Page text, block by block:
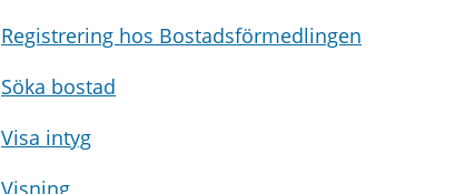
Registrering hos Bostadsförmedlingen
Söka bostad
Visa intyg
Visning